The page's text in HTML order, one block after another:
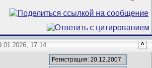
17:14 ^
Регистрация: 20.12.2007